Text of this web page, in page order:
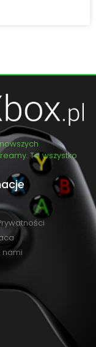
To wszystko
nami